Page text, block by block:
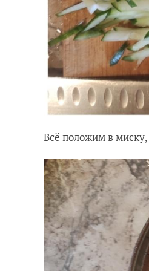
Всё положим в